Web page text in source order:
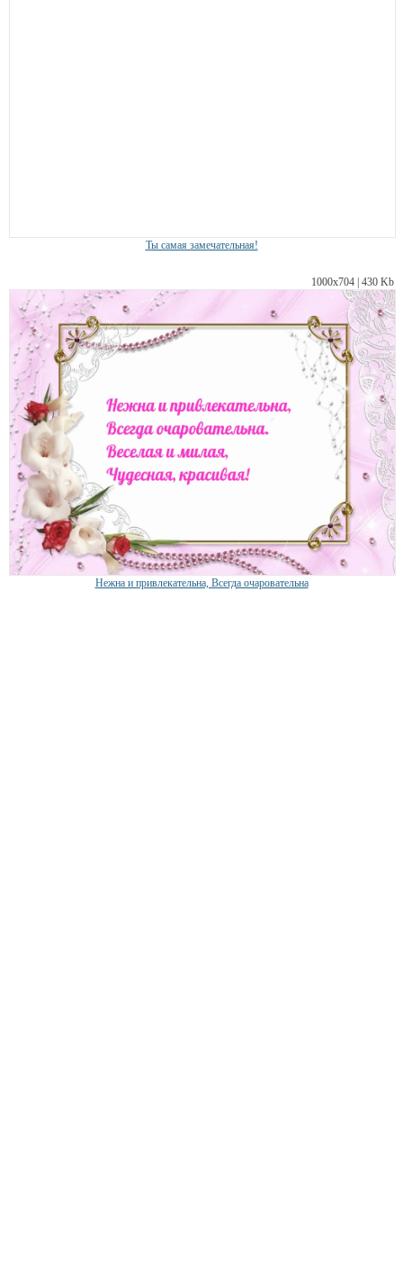
Ты самая замечательная!
1000х704 | 430 Kb
Нежна и привлекательна, Всегда очаровательна